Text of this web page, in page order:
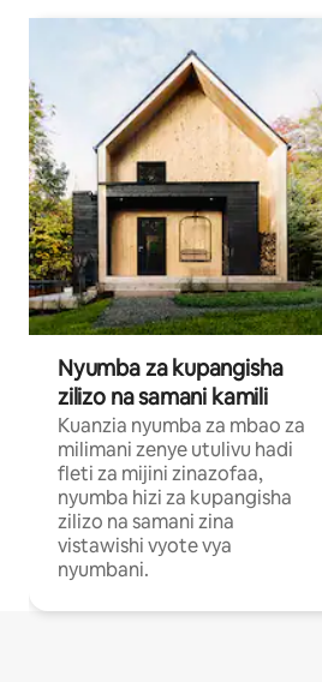
Nyumba za kupangisha
zilizo na samani kamili
Kuanzia nyumba za mbao za
milimani zenye utulivu hadi
fleti za mijini zinazofaa,
nyumba hizi za kupangisha
zilizo na samani zina
vistawishi vyote vya
nyumbani.